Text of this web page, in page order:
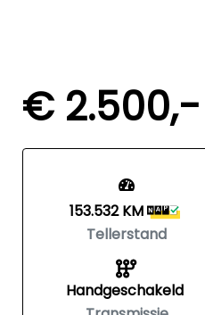
€ 2.500,-
153.532 KM
Tellerstand
Handgeschakeld